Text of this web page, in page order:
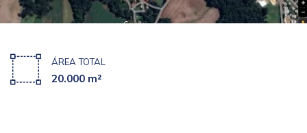
ÁREA TOTAL
20.000 m²